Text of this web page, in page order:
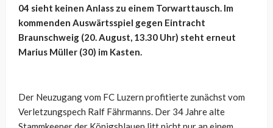
04 sieht keinen Anlass zu einem Torwarttausch. Im
kommenden Auswärtsspiel gegen Eintracht
Braunschweig (20. August, 13.30 Uhr) steht erneut
Marius Müller (30) im Kasten.
Der Neuzugang vom FC Luzern profitierte zunächst vom
Verletzungspech Ralf Fährmanns. Der 34 Jahre alte